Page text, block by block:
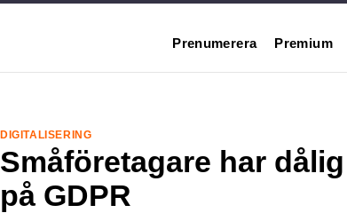
Prenumerera Premium
DIGITALISERING
Småföretagare har
på GDPR